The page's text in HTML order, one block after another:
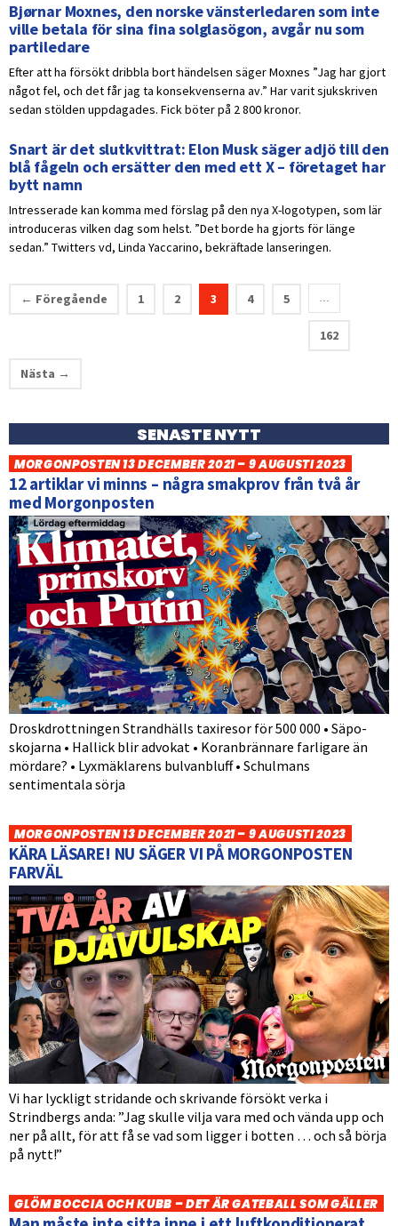
Bjørnar Moxnes, den norske vänsterledaren som inte
ville betala för sina fina solglasögon, avgår nu som
partiledare
Efter att ha försökt dribbla bort händelsen säger Moxnes ”Jag har gjort
något fel, och det får jag ta konsekvenserna av.” Har varit sjukskriven
sedan stölden uppdagades. Fick böter på 2 800 kronor.
Snart är det slutkvittrat: Elon Musk säger adjö till den
blå fågeln och ersätter den med ett X – företaget har
bytt namn
Intresserade kan komma med förslag på den nya X-logotypen, som lär
introduceras vilken dag som helst. ”Det borde ha gjorts för länge
sedan.” Twitters vd, Linda Yaccarino, bekräftade lanseringen.
← Föregående 1 2 3 4 5 …
162
Nästa →
SENASTE NYTT
MORGONPOSTEN 13 DECEMBER 2021 – 9 AUGUSTI 2023
12 artiklar vi minns – några smakprov från två år
med Morgonposten
Droskdrottningen Strandhälls taxiresor för 500 000 • Säpo-
skojarna • Hallick blir advokat • Koranbrännare farligare än
mördare? • Lyxmäklarens bulvanbluff • Schulmans
sentimentala sörja
MORGONPOSTEN 13 DECEMBER 2021 – 9 AUGUSTI 2023
KÄRA LÄSARE! NU SÄGER VI PÅ MORGONPOSTEN
FARVÄL
Vi har lyckligt stridande och skrivande försökt verka i
Strindbergs anda: ”Jag skulle vilja vara med och vända upp och
ner på allt, för att få se vad som ligger i botten … och så börja
på nytt!”
GLÖM BOCCIA OCH KUBB – DET ÄR GATEBALL SOM GÄLLER